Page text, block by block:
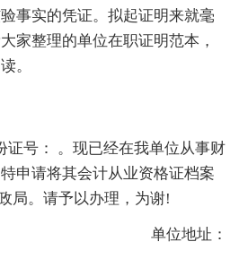
事实的凭证。拟起证明来就毫
家整理的单位在职证明范本，
。
证号： 。现已经在我单位从事财
申请将其会计从业资格证档案
局。请予以办理，为谢!
单位地址：